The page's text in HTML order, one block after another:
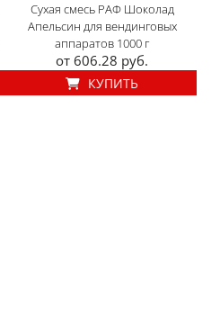
Сухая смесь РАФ Шоколад
Апельсин для вендинговых
аппаратов 1000 г
от 606.28 руб.
КУПИТЬ